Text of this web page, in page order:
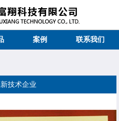
案例 联系我们
技术企业